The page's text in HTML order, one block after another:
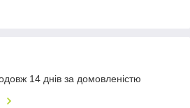
14 днів за домовленістю